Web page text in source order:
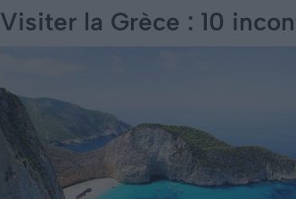
Visiter la Grèce : 10